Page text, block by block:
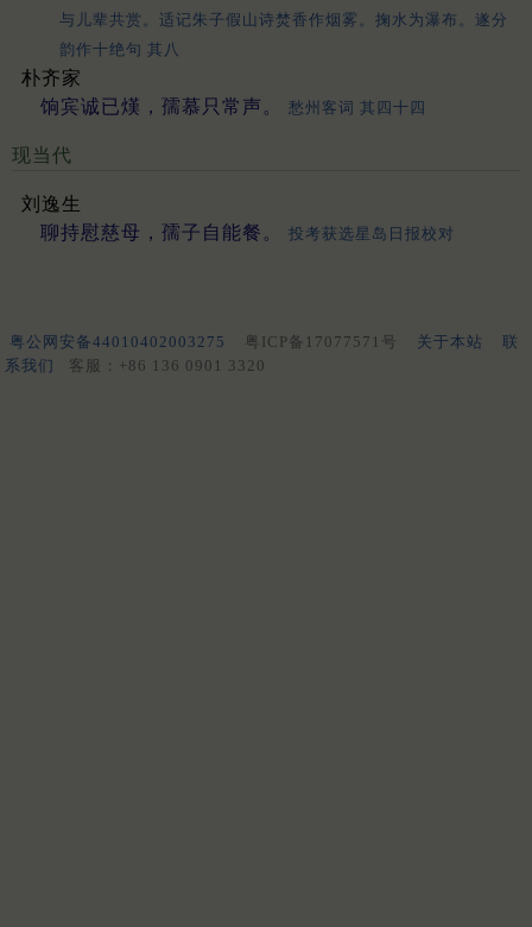
与儿辈共赏。适记朱子假山诗焚香作烟雾。掬水为瀑布。遂分
韵作十绝句 其八
朴齐家
饷宾诚已熯，孺慕只常声。
愁州客词 其四十四
现当代
刘逸生
聊持慰慈母，孺子自能餐。
投考获选星岛日报校对
粤公网安备44010402003275 粤ICP备17077571号 关于本站
联
系我们
客服：+86 136 0901 3320